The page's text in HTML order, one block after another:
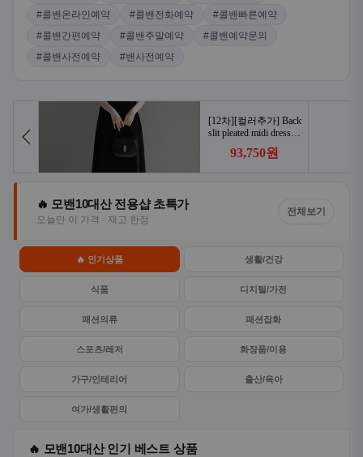
#콜밴온라인예약
#콜밴전화예약
#콜밴빠른예약
#콜밴간편예약
#콜밴주말예약
#콜밴예약문의
#콜밴사전예약
#밴사전예약
🔥 모밴10대산 전용샵 초특가
오늘만 이 가격 · 재고 한정
전체보기
🔥 인기상품 생활/건강
식품 디지털/가전
패션의류 패션잡화
스포츠/레저 화장품/미용
가구/인테리어 출산/육아
여가/생활편의
🔥 모밴10대산 인기 베스트 상품